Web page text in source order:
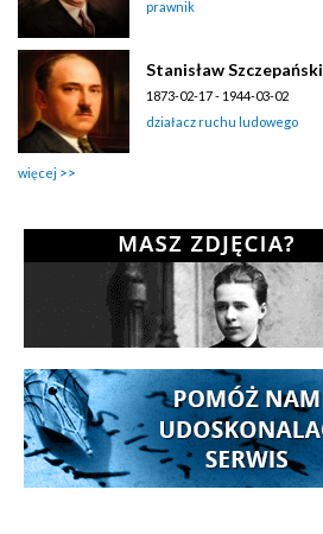
prawnik
Stanisław Szczepański
1873-02-17 - 1944-03-02
działacz ruchu ludowego
więcej